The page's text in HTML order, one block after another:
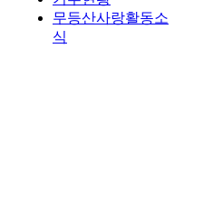
무등산사랑활동소
식